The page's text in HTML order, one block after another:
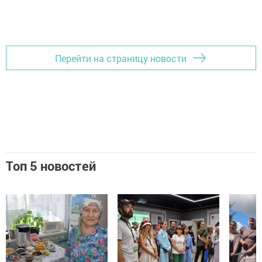
Перейти на страницу новости
Топ 5 новостей